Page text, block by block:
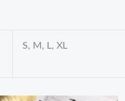
S, M, L, XL